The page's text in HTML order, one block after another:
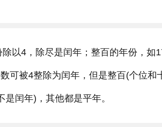
以4，除尽是闰年；整百的年份，如
可被4整除为闰年，但是整百(个位
闰年)，其他都是平年。